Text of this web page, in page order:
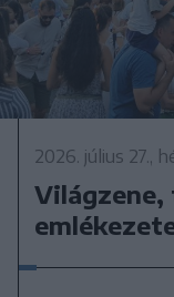
2026. július 27.,
Világzene,